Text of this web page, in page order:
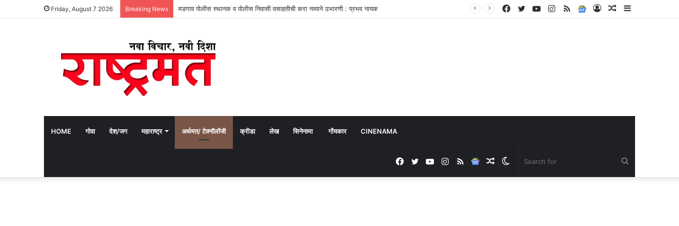
Friday, August 7 2026 Breaking News मडगाव पोलीस स्थानक व पोलीस निवासी वसाहतीची करा नव्याने उभारणी : प्रभव नायक Sidebar
Random
Log
Google
RSS
Instagram
YouTube
Twitter
Facebook
HOME गोवा देश/जग महाराष्ट्र अर्थमत/ टेक्नॉलॉजी क्रीडा लेख सिनेनामा गोंयकार CINENAMA
Switch
Random
Google
RSS
Instagram
YouTube
Twitter
Facebook